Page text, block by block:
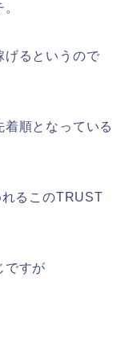
げるというので
順となっている
るこのTRUST
ですが